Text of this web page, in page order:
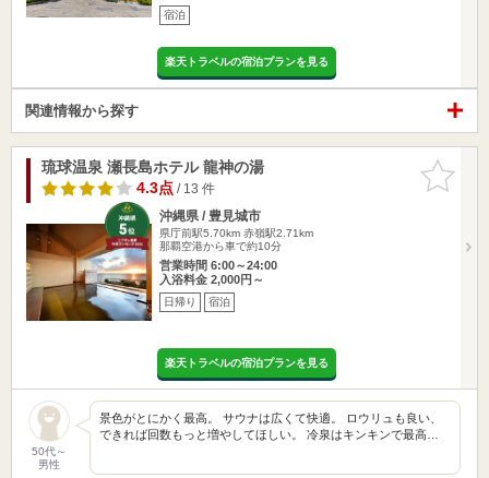
宿泊
楽天トラベルの宿泊プランを見る
関連情報から探す
お気に入
りに追加
琉球温泉 瀬長島ホテル 龍神の湯
4.3点/ 13 件
沖縄県 / 豊見城市
県庁前駅5.70km 赤嶺駅2.71km
那覇空港から車で約10分
営業時間 6:00～24:00
入浴料金 2,000円～
日帰り 宿泊
楽天トラベルの宿泊プランを見る
50代～
男性
景色がとにかく最高。 サウナは広くて快適。 ロウリュも良い、
できれば回数もっと増やしてほしい。 冷泉はキンキンで最高…